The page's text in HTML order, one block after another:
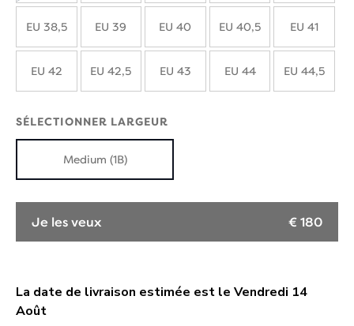
EU 38,5 EU 39 EU 40 EU 40,5 EU 41
EU 42 EU 42,5 EU 43 EU 44 EU 44,5
SÉLECTIONNER LARGEUR
Medium (1B)
Je les veux € 180